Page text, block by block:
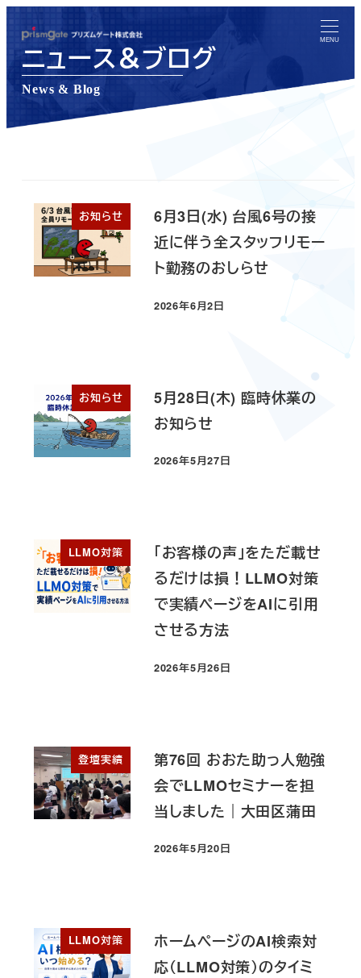
ン
コ
テ
MENU
ニュース＆ブログ
News & Blog
お知らせ
6月3日(水) 台風6号の接
近に伴う全スタッフリモー
ト勤務のおしらせ
投稿日
2026年6月2日
お知らせ
5月28日(木) 臨時休業の
お知らせ
投稿日
2026年5月27日
LLMO対策
「お客様の声」をただ載せ
るだけは損！LLMO対策
で実績ページをAIに引用
させる方法
投稿日
2026年5月26日
登壇実績
第76回 おおた助っ人勉強
会でLLMOセミナーを担
当しました｜大田区蒲田
投稿日
2026年5月20日
LLMO対策
ホームページのAI検索対
応（LLMO対策）のタイミ